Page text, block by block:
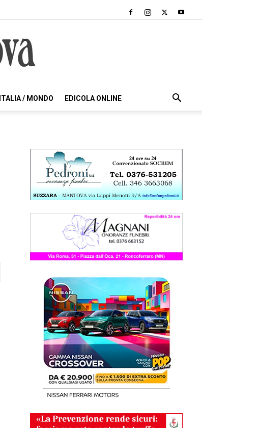
ITALIA / MONDO EDICOLA ONLINE